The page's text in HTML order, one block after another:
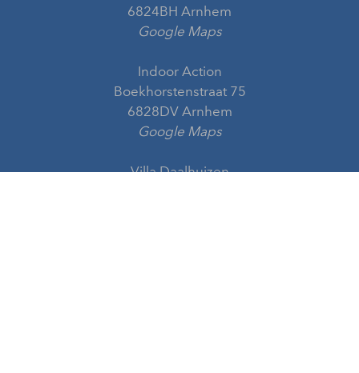
6824BH Arnhem
Google Maps
Indoor Action
Boekhorstenstraat 75
6828DV Arnhem
Google Maps
Villa Daalhuizen